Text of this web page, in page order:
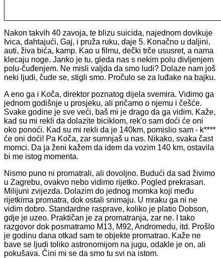
Nakon takvih 40 zavoja, te blizu suicida, najednom dovikuje
Ivica, dahtajući, Gaj, i pruža ruku, daje 5. Konačno u daljini,
auti, živa bića, kamp. Kao u filmu, dečki trče ususret, a nama
klecaju noge. Janko je tu, gleda nas s nekim polu divljenjem
polu-čuđenjem. Ne misli valjda da smo ludi? Dolaze nam još
neki ljudi, čude se, stigli smo. Pročulo se za luđake na bajku.
A eno ga i Koča, direktor poznatog dijela svemira. Vidimo ga
jednom godišnje u prosjeku, ali pričamo o njemu i češće.
Svake godine je sve veći, baš mi je drago da ga vidim. Kaže,
kad su mi rekli da dolazite biciklom, rek'o sam doći će oni
oko ponoći. Kad su mi rekli da je 140km, pomislio sam - k****
će oni doći! Pa Koča, zar sumnjaš u nas. Nikako, svaka čast
momci. Da ja ženi kažem da idem da vozim 140 km, ostavila
bi me istog momenta.
Nismo puno ni promatrali, ali dovoljno. Budući da sad živimo
u Zagrebu, ovakvo nebo vidimo rijetko. Pogled prekrasan.
Milijuni zvijezda. Dolazim do jednog momka koji među
rijetkima promatra, dok ostali snimaju. U mraku ga ni ne
vidim dobro. Standardne rasprave, koliko je platio Dobson,
gdje je uzeo. Praktičan je za promatranja, zar ne. I tako
razgovor dok posmatramo M13, M92, Andromedu, itd. Prošlo
je godinu dana otkad sam te objekte promatrao. Kaže ne
bave se ljudi toliko astronomijom na jugu, odakle je on, ali
pokušava. Čini mi se da smo tu svi na istom.